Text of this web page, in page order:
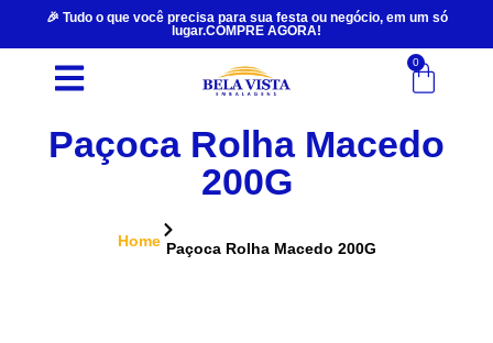
🎉 Tudo o que você precisa para sua festa ou negócio, em um só
lugar.COMPRE AGORA!
0
Paçoca Rolha Macedo
200G
Home Paçoca Rolha Macedo 200G